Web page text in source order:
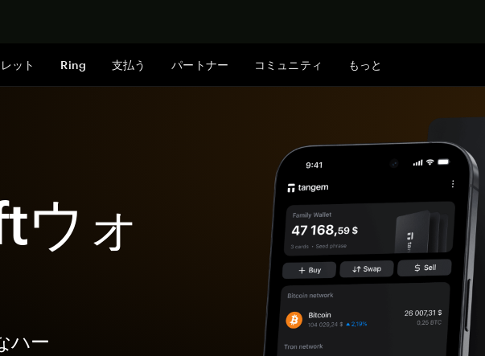
ット Ring 支払う パートナー コミュニティ もっと
ウォ
ハー